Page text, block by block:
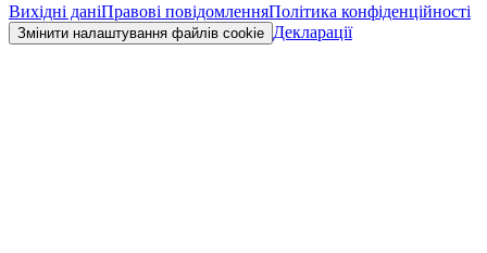
Вихідні даніПравові повідомленняПолітика конфіденційності
Змінити налаштування файлів cookie Декларації